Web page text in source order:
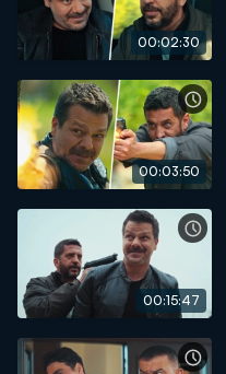
00:02:30
00:03:50
00:15:47